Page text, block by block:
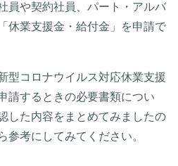
員や契約社員、パート・アルバ
休業支援金・給付金」を申請で
型コロナウイルス対応休業支援
請するときの必要書類につい
した内容をまとめてみましたの
参考にしてみてください。